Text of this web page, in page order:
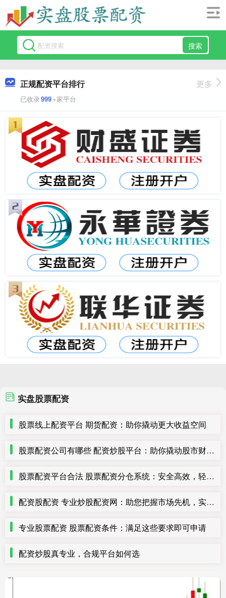
搜索
正规配资平台排行
已收录999+家平台
更多
实盘股票配资
股票线上配资平台 期货配资：助你撬动更大收益空间
股票配资公司有哪些 配资炒股平台：助你撬动股市财富之门
股票配资平台合法 股票配资分仓系统：安全高效，轻松管理多仓位
配资股配资 专业炒股配资网：助您把握市场先机，实现财富增值
专业股票配资 股票配资条件：满足这些要求即可申请
配资炒股真专业，合规平台如何选